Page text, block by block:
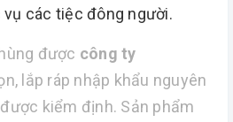
vụ các tiệc đông người.
được công ty
lắp ráp nhập khẩu nguyên
kiểm định. Sản phẩm